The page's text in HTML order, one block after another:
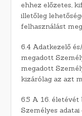
ehhez előzetes,
illetőleg
felhasználást
6.4 Adatkezelő
megadott
megadott
kizárólag az azt
6.5 A 16.
Személyes